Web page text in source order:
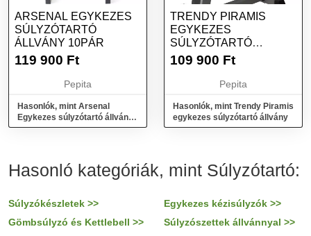
ARSENAL EGYKEZES
SÚLYZÓTARTÓ
ÁLLVÁNY 10PÁR
119 900 Ft
Pepita
Hasonlók, mint Arsenal
Egykezes súlyzótartó állvány
10pár
TRENDY PIRAMIS
EGYKEZES
SÚLYZÓTARTÓ
ÁLLVÁNY
109 900 Ft
Pepita
Hasonlók, mint Trendy Piramis
egykezes súlyzótartó állvány
Hasonló kategóriák, mint Súlyzótartó:
Súlyzókészletek >>
Egykezes kézisúlyzók >>
Gömbsúlyzó és Kettlebell >>
Súlyzószettek állvánnyal >>